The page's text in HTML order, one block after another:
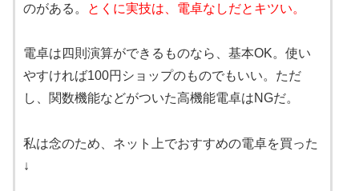
のがある。
とくに実技は、電卓なしだとキツい。
電卓は四則演算ができるものなら、基本OK。使い
やすければ100円ショップのものでもいい。ただ
し、関数機能などがついた高機能電卓はNGだ。
私は念のため、ネット上でおすすめの電卓を買った
↓